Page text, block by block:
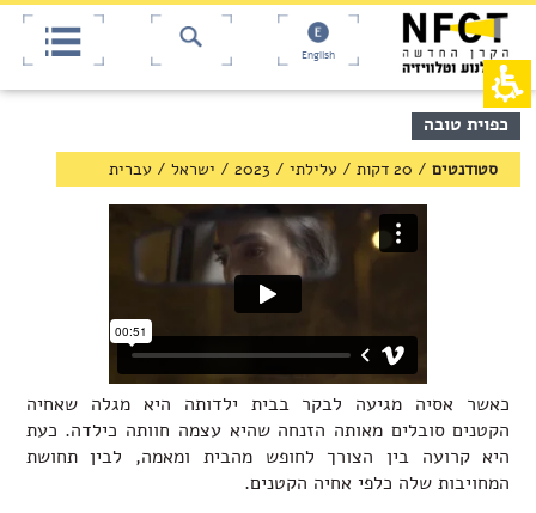
תחילתו
אינטרנט,
לחץ
אנטר
כדי
לאזור
ראש
באפשרותך
ללחוץ
אנטר
כדי
לדלג
English
תוכן
מרכזי,
באפשרותך
ללחוץ
כפוית טובה
סטודנטים / 20 דקות / עלילתי /
2023
/ ישראל / עברית
כאשר אסיה מגיעה לבקר בבית ילדותה היא מגלה שאחיה
הקטנים סובלים מאותה הזנחה שהיא עצמה חוותה כילדה. כעת
היא קרועה בין הצורך לחופש מהבית ומאמה, לבין תחושת
המחויבות שלה כלפי אחיה הקטנים.